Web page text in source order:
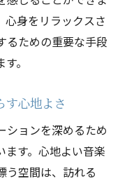
心身をリラックスさ
るための重要な手段
。
す心地よさ
ションを深めるため
ます。心地よい音楽
う空間は、訪れる